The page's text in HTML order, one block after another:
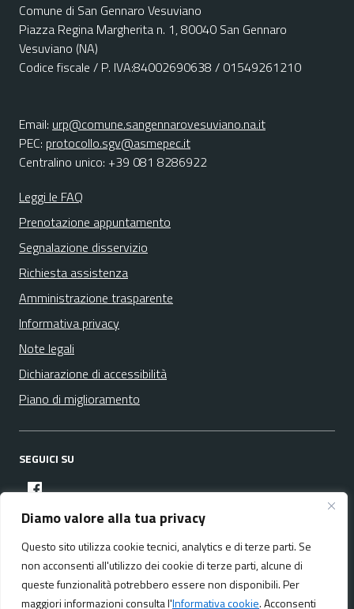
Diamo valore alla tua privacy
Questo sito utilizza cookie tecnici, analytics e di terze parti. Se
non acconsenti all'utilizzo dei cookie di terze parti, alcune di
queste funzionalità potrebbero essere non disponibili. Per
maggiori informazioni consulta l'Informativa cookie. Acconsenti
Comune di San Gennaro Vesuviano
Piazza Regina Margherita n. 1, 80040 San Gennaro
Vesuviano (NA)
Codice fiscale / P. IVA:84002690638 / 01549261210
Email: urp@comune.sangennarovesuviano.na.it
PEC: protocollo.sgv@asmepec.it
Centralino unico: +39 081 8286922
Leggi le FAQ
Prenotazione appuntamento
Segnalazione disservizio
Richiesta assistenza
Amministrazione trasparente
Informativa privacy
Note legali
Dichiarazione di accessibilità
Piano di miglioramento
SEGUICI SU
facebook
Media policy Mappa del sito